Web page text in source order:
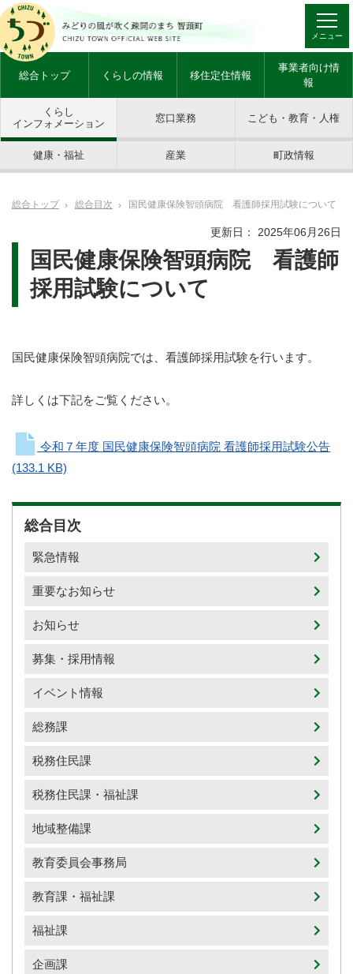
メニュー
総合トップ くらしの情報 移住定住情報
事業者向け情
報
くらし
インフォメーション
窓口業務 こども・教育・人権
健康・福祉 産業 町政情報
総合トップ 総合目次 国民健康保険智頭病院 看護師採用試験について
更新日： 2025年06月26日
国民健康保険智頭病院 看護師
採用試験について
国民健康保険智頭病院では、看護師採用試験を行います。
詳しくは下記をご覧ください。
令和７年度 国民健康保険智頭病院 看護師採用試験公告
(133.1 KB)
総合目次
緊急情報
重要なお知らせ
お知らせ
募集・採用情報
イベント情報
総務課
税務住民課
税務住民課・福祉課
地域整備課
教育委員会事務局
教育課・福祉課
福祉課
企画課